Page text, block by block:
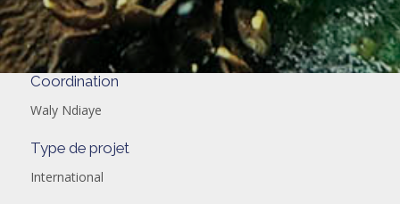
Coordination
Waly Ndiaye
Type de projet
International